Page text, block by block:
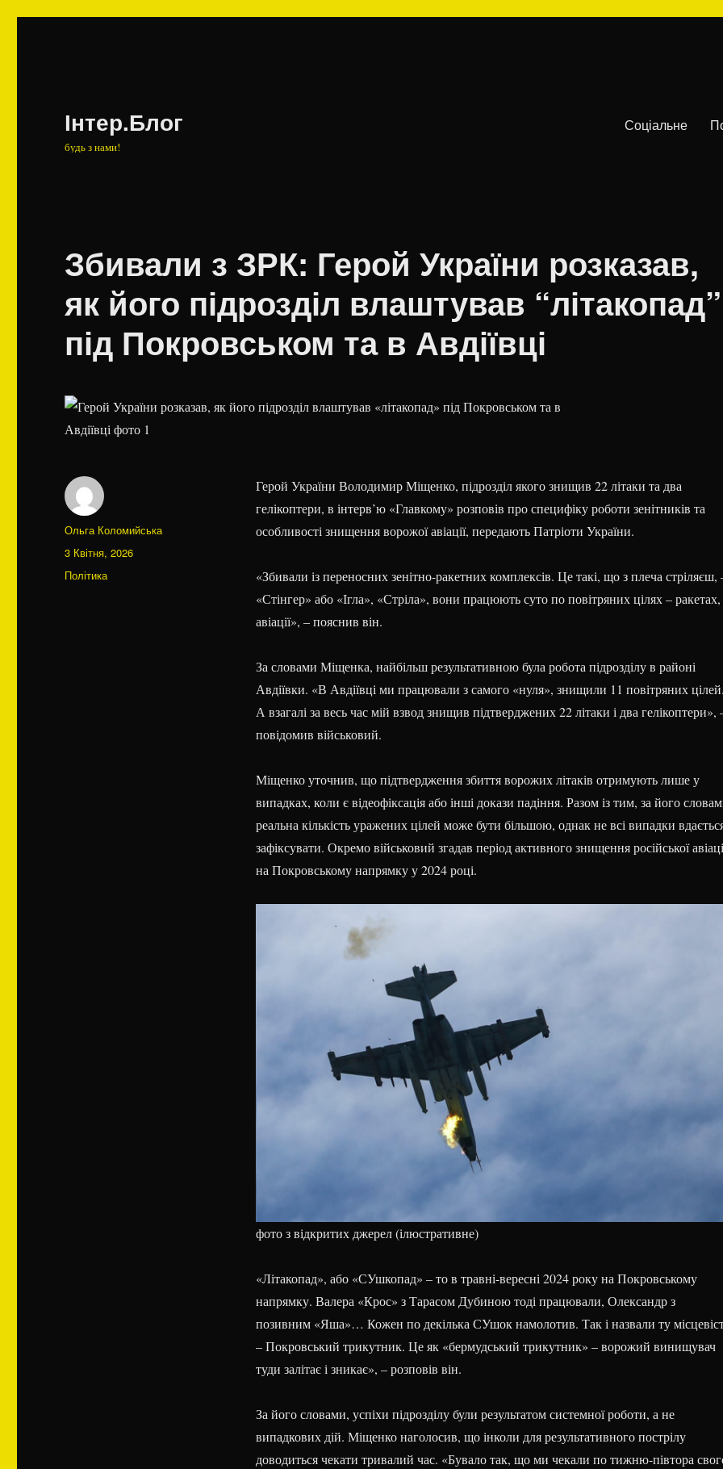
Інтер.Блог
будь з нами!
Соціальне
Збивали з ЗРК: Герой України розказав,
як його підрозділ влаштував “літакопад”
під Покровськом та в Авдіївці
Герой України Володимир Міщенко, підрозділ якого знищив 22 літаки та два
гелікоптери, в інтерв’ю «Главкому» розповів про специфіку роботи зенітників та
особливості знищення ворожої авіації, передають Патріоти України.
«Збивали із переносних зенітно-ракетних комплексів. Це такі, що з плеча стріляєш,
«Стінгер» або «Ігла», «Стріла», вони працюють суто по повітряних цілях – ракетах,
авіації», – пояснив він.
За словами Міщенка, найбільш результативною була робота підрозділу в районі
Авдіївки. «В Авдіївці ми працювали з самого «нуля», знищили 11 повітряних
А взагалі за весь час мій взвод знищив підтверджених 22 літаки і два гелікоптери»,
повідомив військовий.
Міщенко уточнив, що підтвердження збиття ворожих літаків отримують лише у
випадках, коли є відеофіксація або інші докази падіння. Разом із тим, за його
реальна кількість уражених цілей може бути більшою, однак не всі випадки
зафіксувати. Окремо військовий згадав період активного знищення російської
на Покровському напрямку у 2024 році.
фото з відкритих джерел (ілюстративне)
«Літакопад», або «СУшкопад» – то в травні-вересні 2024 року на Покровському
напрямку. Валера «Крос» з Тарасом Дубиною тоді працювали, Олександр з
позивним «Яша»… Кожен по декілька СУшок намолотив. Так і назвали ту
– Покровський трикутник. Це як «бермудський трикутник» – ворожий винищувач
туди залітає і зникає», – розповів він.
За його словами, успіхи підрозділу були результатом системної роботи, а не
випадкових дій. Міщенко наголосив, що інколи для результативного пострілу
доводиться чекати тривалий час. «Бувало так, що ми чекали по тижню-півтора
Автор
Ольга Коломийська
Оприлюднено
3 Квітня, 2026
Категорії
Політика